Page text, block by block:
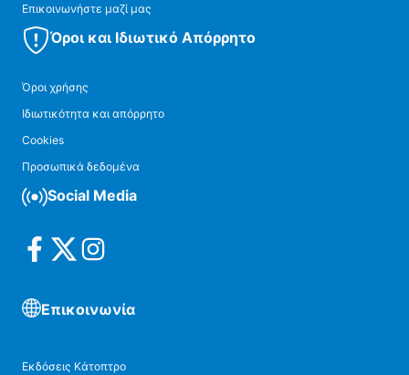
Επικοινωνήστε μαζί μας
Όροι και Ιδιωτικό Απόρρητο
Όροι χρήσης
Ιδιωτικότητα και απόρρητο
Cookies
Προσωπικά δεδομένα
Social Media
Επικοινωνία
Εκδόσεις Κάτοπτρο